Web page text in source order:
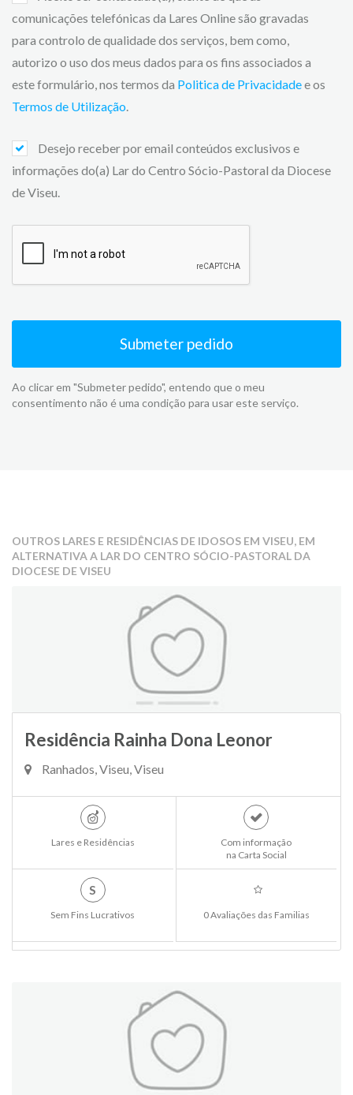
comunicações telefónicas da Lares Online são gravadas
para controlo de qualidade dos serviços, bem como,
autorizo o uso dos meus dados para os fins associados a
este formulário, nos termos da Politica de Privacidadee os
Termos de Utilização.
Desejo receber por email conteúdos exclusivos e
informações do(a) Lar do Centro Sócio-Pastoral da Diocese
de Viseu.
Submeter pedido
Ao clicar em "Submeter pedido", entendo que o meu
consentimento não é uma condição para usar este serviço.
OUTROS LARES E RESIDÊNCIAS DE IDOSOS EM VISEU, EM
ALTERNATIVA A LAR DO CENTRO SÓCIO-PASTORAL DA
DIOCESE DE VISEU
Residência Rainha Dona Leonor
Ranhados, Viseu, Viseu
Lares e Residências
Com informação
na Carta Social
S
Sem Fins Lucrativos 0 Avaliações das Familias